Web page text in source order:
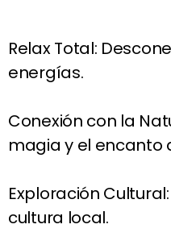
Relax Total:
energías.
Conexión con la
magia y el encanto
Exploración
cultura local.